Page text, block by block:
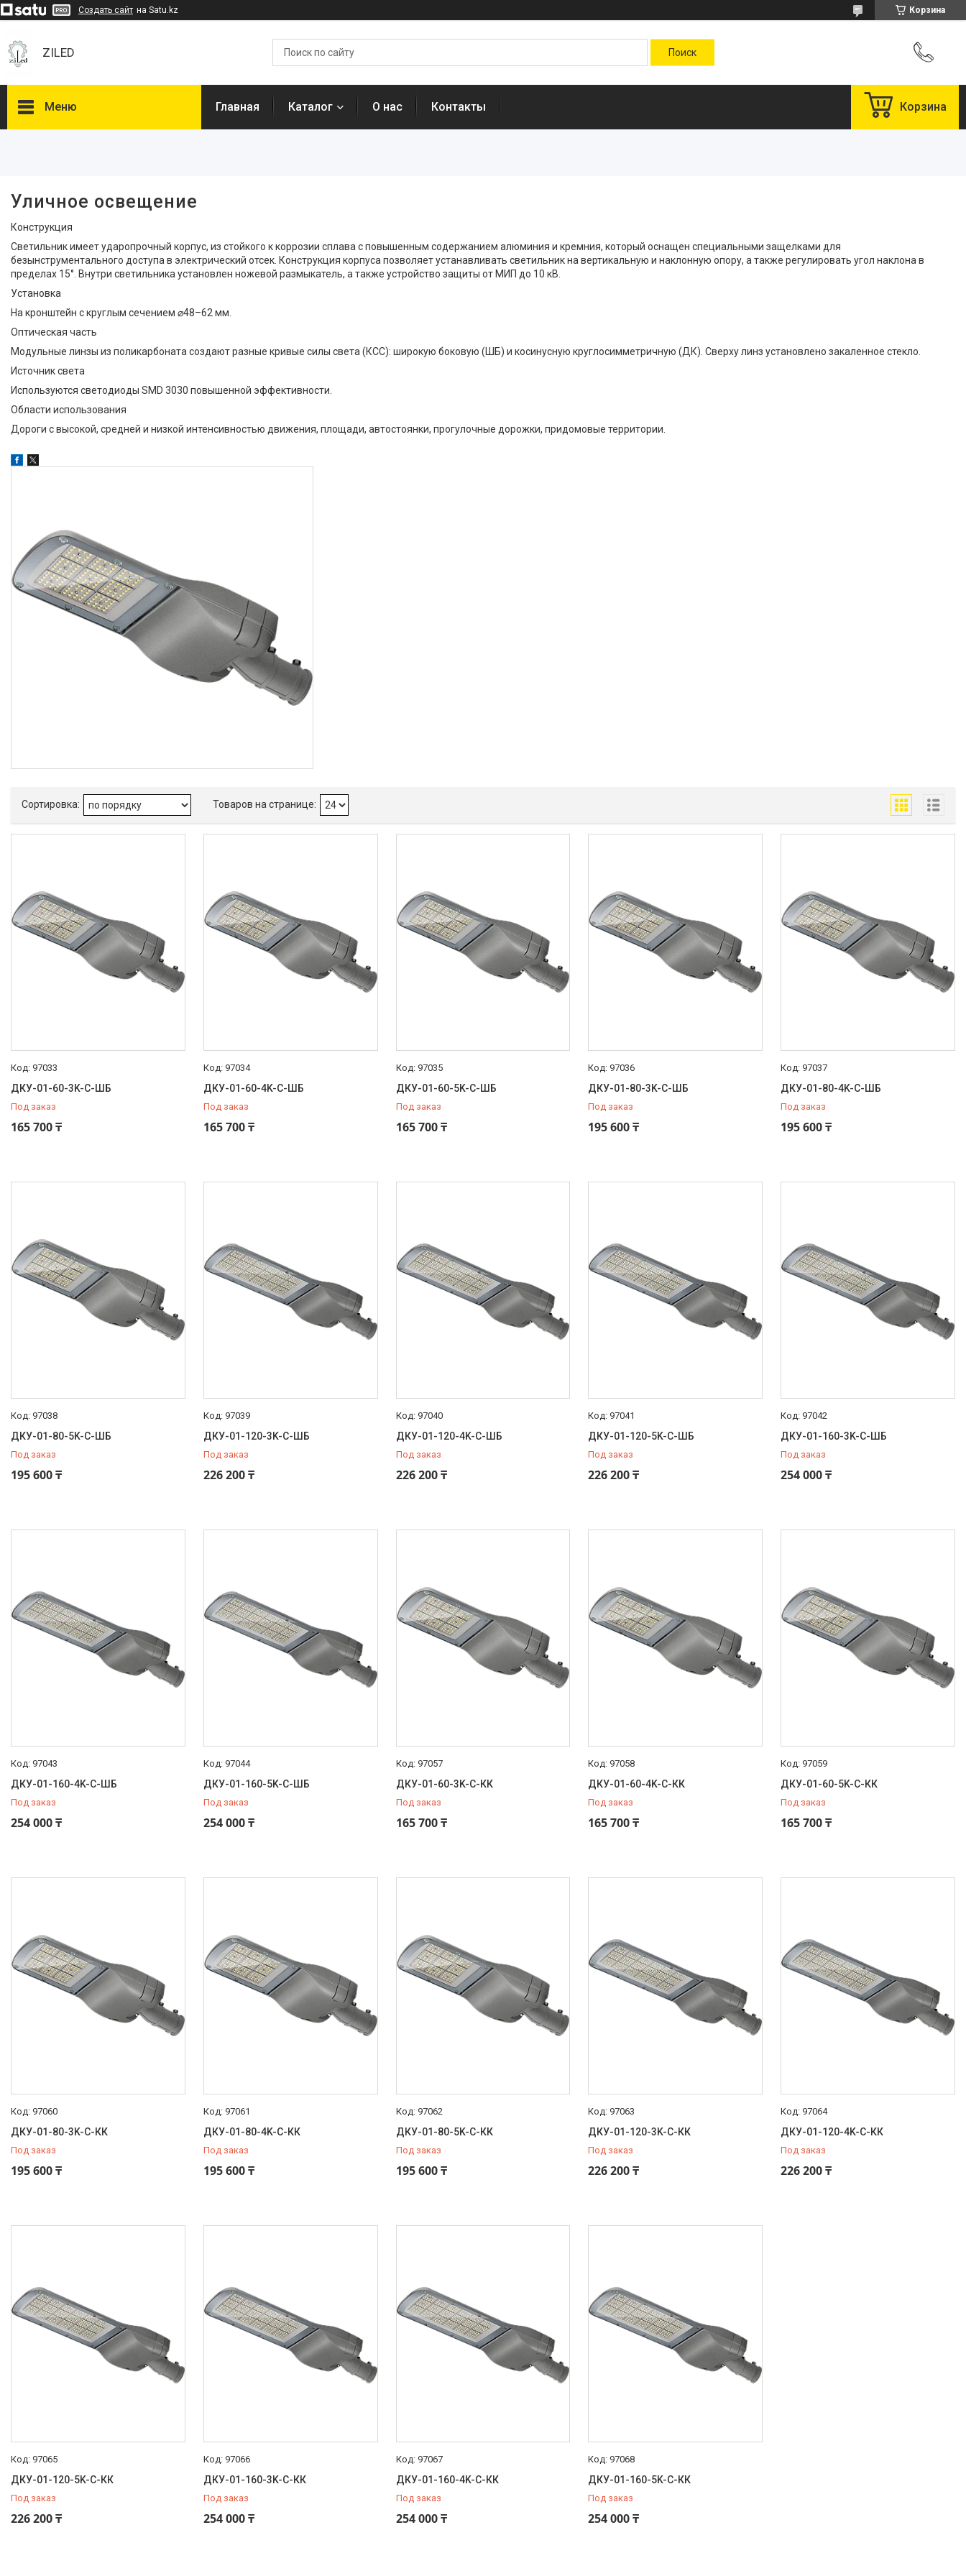
Создать сайт на Satu.kz Корзина
ZILED
Меню
током
I 24
Тип рассеивателя
Прозрачный
GALAD
ФАРЛАЙТ
Управление освещением
Освещение для
образовательных учреждений
Административно-офисное
освещение
Аварийное освещение
Освещение для торговых
Отзывы
Главная Каталог О нас Контакты Корзина
Уличное освещение
Конструкция
Cветильник имеет ударопрочный корпус, из стойкого к коррозии сплава с повышенным содержанием алюминия и кремния, который оснащен специальными защелками для
безынструментального доступа в электрический отсек. Конструкция корпуса позволяет устанавливать светильник на вертикальную и наклонную опору, а также регулировать угол наклона в
пределах 15°. Внутри светильника установлен ножевой размыкатель, а также устройство защиты от МИП до 10 кВ.
Установка
На кронштейн с круглым сечением ⌀48–62 мм.
Оптическая часть
Модульные линзы из поликарбоната создают разные кривые силы света (КСС): широкую боковую (ШБ) и косинусную круглосимметричную (ДК). Сверху линз установлено закаленное стекло.
Источник света
Используются светодиоды SMD 3030 повышенной эффективности.
Области использования
Дороги с высокой, средней и низкой интенсивностью движения, площади, автостоянки, прогулочные дорожки, придомовые территории.
97033
ДКУ-01-60-3K-С-ШБ
Под заказ
165 700 ₸
97034
ДКУ-01-60-4K-С-ШБ
Под заказ
165 700 ₸
97035
ДКУ-01-60-5K-С-ШБ
Под заказ
165 700 ₸
97036
ДКУ-01-80-3K-С-ШБ
Под заказ
195 600 ₸
97037
ДКУ-01-80-4K-С-ШБ
Под заказ
195 600 ₸
97038
ДКУ-01-80-5K-С-ШБ
Под заказ
195 600 ₸
97039
ДКУ-01-120-3K-С-ШБ
Под заказ
226 200 ₸
97040
ДКУ-01-120-4K-С-ШБ
Под заказ
226 200 ₸
97041
ДКУ-01-120-5K-С-ШБ
Под заказ
226 200 ₸
97042
ДКУ-01-160-3K-С-ШБ
Под заказ
254 000 ₸
97043
ДКУ-01-160-4K-С-ШБ
Под заказ
254 000 ₸
97044
ДКУ-01-160-5K-С-ШБ
Под заказ
254 000 ₸
97057
ДКУ-01-60-3K-С-КК
Под заказ
165 700 ₸
97058
ДКУ-01-60-4K-С-КК
Под заказ
165 700 ₸
97059
ДКУ-01-60-5K-С-КК
Под заказ
165 700 ₸
97060
ДКУ-01-80-3K-С-КК
Под заказ
195 600 ₸
97061
ДКУ-01-80-4K-С-КК
Под заказ
195 600 ₸
97062
ДКУ-01-80-5K-С-КК
Под заказ
195 600 ₸
97063
ДКУ-01-120-3K-С-КК
Под заказ
226 200 ₸
97064
ДКУ-01-120-4K-С-КК
Под заказ
226 200 ₸
97065
ДКУ-01-120-5K-С-КК
Под заказ
226 200 ₸
97066
ДКУ-01-160-3K-С-КК
Под заказ
254 000 ₸
97067
ДКУ-01-160-4K-С-КК
Под заказ
254 000 ₸
97068
ДКУ-01-160-5K-С-КК
Под заказ
254 000 ₸